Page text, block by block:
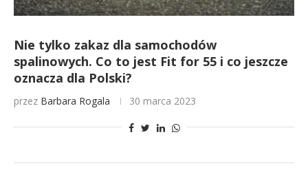
Nie tylko zakaz dla samochodów
spalinowych. Co to jest Fit for 55 i co jeszcze
oznacza dla Polski?
przez Barbara Rogala 30 marca 2023